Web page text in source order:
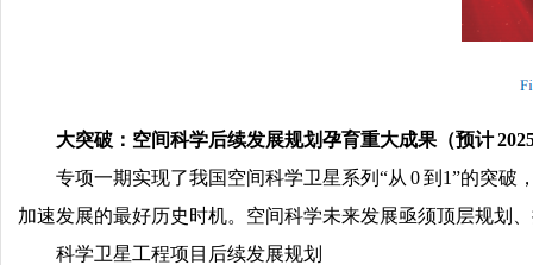
大突破：空间科学后续发展规划孕育重大成果（预计
专项一期实现了我国空间科学卫星系列“从 0 到1”的突
加速发展的最好历史时机。空间科学未来发展亟须顶层规划
科学卫星工程项目后续发展规划